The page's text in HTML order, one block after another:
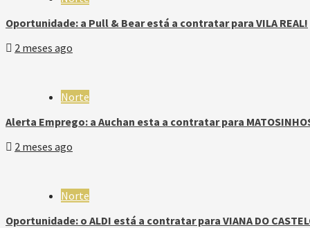
Oportunidade: a Pull & Bear está a contratar para VILA REAL!
2 meses ago
Norte
Alerta Emprego: a Auchan esta a contratar para
2 meses ago
Norte
Oportunidade: o ALDI está a contratar para VIANA DO